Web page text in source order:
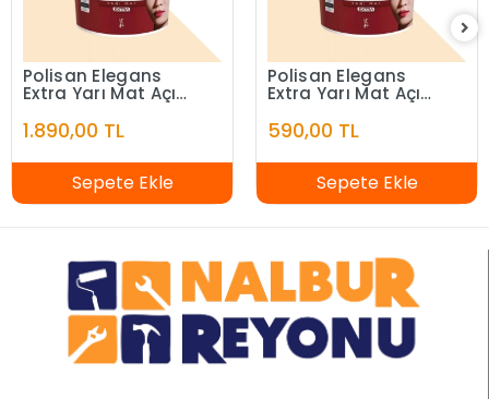
Polisan Elegans
Extra Yarı Mat Açık
1.890,00 TL
Sepete Ekle
Polisan Elegans
Extra Yarı Mat Açık
590,00 TL
Sepete Ekle